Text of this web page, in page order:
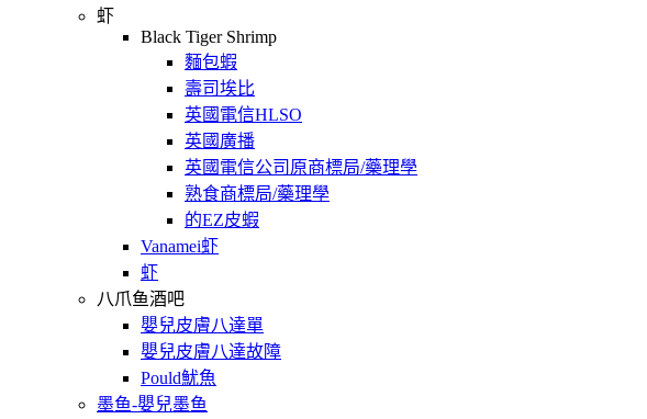
虾
Black Tiger Shrimp
麵包蝦
壽司埃比
英國電信HLSO
英國廣播
英國電信公司原商標局/藥理學
熟食商標局/藥理學
的EZ皮蝦
Vanamei虾
虾
八爪鱼酒吧
嬰兒皮膚八達單
嬰兒皮膚八達故障
Pould魷魚
墨鱼-嬰兒墨鱼